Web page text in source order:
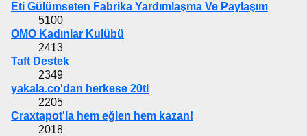
Eti Gülümseten Fabrika Yardımlaşma Ve Paylaşım
5100
OMO Kadınlar Kulübü
2413
Taft Destek
2349
yakala.co'dan herkese 20tl
2205
Craxtapot'la hem eğlen hem kazan!
2018